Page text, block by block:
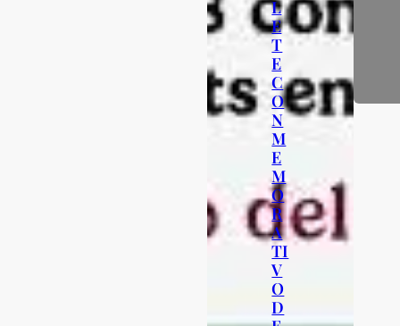
L
E
T
E
C
O
N
M
E
M
O
R
A
TI
V
O
D